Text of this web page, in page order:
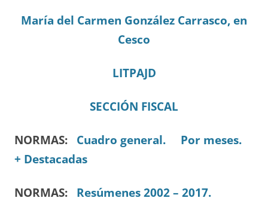
María del Carmen González Carrasco, en
Cesco
LITPAJD
SECCIÓN FISCAL
NORMAS: Cuadro general.
Por meses.
+ Destacadas
NORMAS: Resúmenes 2002 – 2017.